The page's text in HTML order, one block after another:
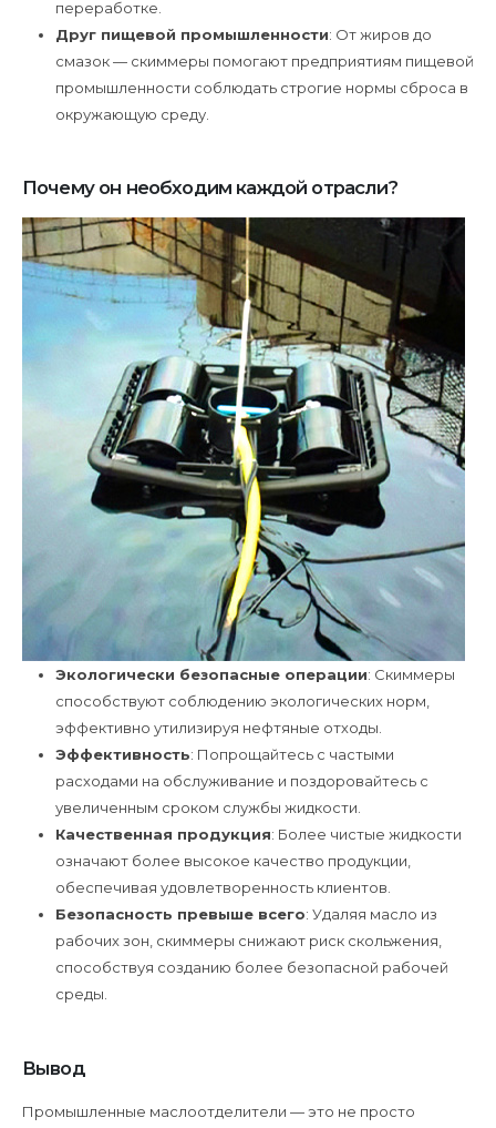
переработке.
Друг пищевой промышленности: От жиров до
смазок — скиммеры помогают предприятиям пищевой
промышленности соблюдать строгие нормы сброса в
окружающую среду.
Почему он необходим каждой отрасли?
Экологически безопасные операции: Скиммеры
способствуют соблюдению экологических норм,
эффективно утилизируя нефтяные отходы.
Эффективность: Попрощайтесь с частыми
расходами на обслуживание и поздоровайтесь с
увеличенным сроком службы жидкости.
Качественная продукция: Более чистые жидкости
означают более высокое качество продукции,
обеспечивая удовлетворенность клиентов.
Безопасность превыше всего: Удаляя масло из
рабочих зон, скиммеры снижают риск скольжения,
способствуя созданию более безопасной рабочей
среды.
Вывод
Промышленные маслоотделители — это не просто